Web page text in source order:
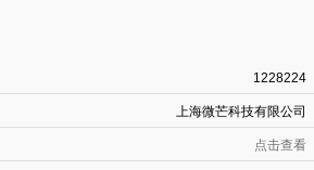
1228224
上海微芒科技有限公司
点击查看